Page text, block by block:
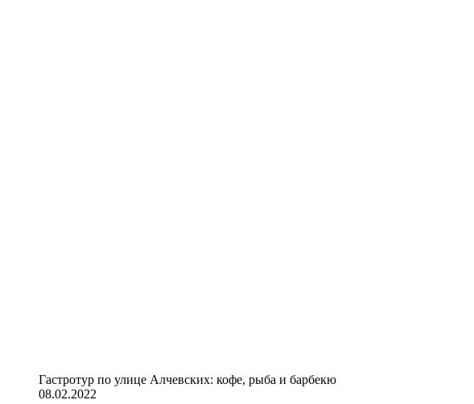
Гастротур по улице Алчевских: кофе, рыба и барбекю
08.02.2022